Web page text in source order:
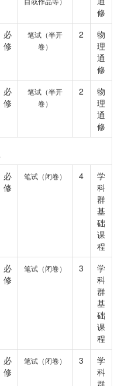
修
必
修
笔试（半开
卷）
2
物
理
通
修
必
修
笔试（半开
卷）
2
物
理
通
修
必
修
笔试（闭卷） 4
学
科
群
基
础
课
程
必
修
笔试（闭卷） 3
学
科
群
基
础
课
程
必
修
笔试（闭卷） 3
学
科
群